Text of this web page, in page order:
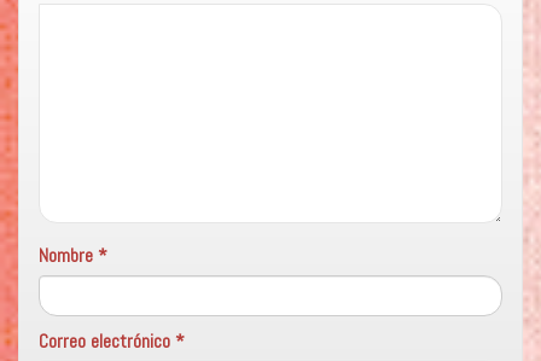
Nombre *
Correo electrónico *